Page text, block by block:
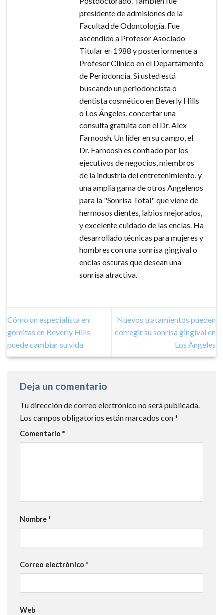
presidente de admisiones de la
Facultad de Odontología. Fue
ascendido a Profesor Asociado
Titular en 1988 y posteriormente a
Profesor Clínico en el Departamento
de Periodoncia. Si usted está
buscando un periodoncista o
dentista cosmético en Beverly Hills
o Los Ángeles, concertar una
consulta gratuita con el Dr. Alex
Farnoosh. Un líder en su campo, el
Dr. Farnoosh es confiado por los
ejecutivos de negocios, miembros
de la industria del entretenimiento, y
una amplia gama de otros Angelenos
para la "Sonrisa Total" que viene de
hermosos dientes, labios mejorados,
y excelente cuidado de las encías. Ha
desarrollado técnicas para mujeres y
hombres con una sonrisa gingival o
encías oscuras que desean una
sonrisa atractiva.
Cómo un especialista en
gomitas en Beverly Hills
puede cambiar su vida
Nuevos tratamientos pueden
corregir su sonrisa gingival en
Los Ángeles
Deja un comentario
Tu dirección de correo electrónico no será publicada.
Los campos obligatorios están marcados con*
Comentario *
Nombre*
Correo electrónico *
Web